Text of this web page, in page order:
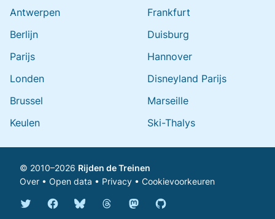
Antwerpen
Berlijn
Parijs
Londen
Brussel
Keulen
Frankfurt
Duisburg
Hannover
Disneyland Parijs
Marseille
Ski-Thalys
© 2010–2026 Rijden de Treinen
Over • Open data • Privacy • Cookievoorkeuren